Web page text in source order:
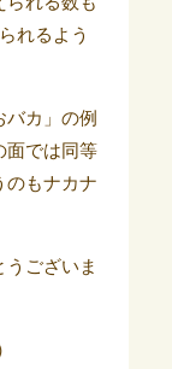
れるよう
バカ」の例
面では同等
のもナカナ
うございま